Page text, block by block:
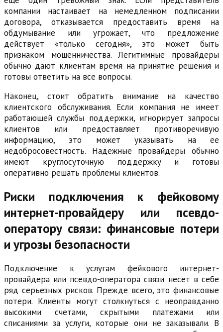
компании настаивает на немедленном подписании
договора, отказывается предоставить время на
обдумывание или угрожает, что предложение
действует «только сегодня», это может быть
признаком мошенничества. Легитимные провайдеры
обычно дают клиентам время на принятие решения и
готовы ответить на все вопросы.
Наконец, стоит обратить внимание на качество
клиентского обслуживания. Если компания не имеет
работающей службы поддержки, игнорирует запросы
клиентов или предоставляет противоречивую
информацию, это может указывать на ее
недобросовестность. Надежные провайдеры обычно
имеют круглосуточную поддержку и готовы
оперативно решать проблемы клиентов.
Риски подключения к фейковому
интернет-провайдеру или псевдо-
оператору связи: финансовые потери
и угрозы безопасности
Подключение к услугам фейкового интернет-
провайдера или псевдо-оператора связи несет в себе
ряд серьезных рисков. Прежде всего, это финансовые
потери. Клиенты могут столкнуться с неоправданно
высокими счетами, скрытыми платежами или
списаниями за услуги, которые они не заказывали. В